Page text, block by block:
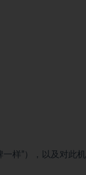
样”），以及对此